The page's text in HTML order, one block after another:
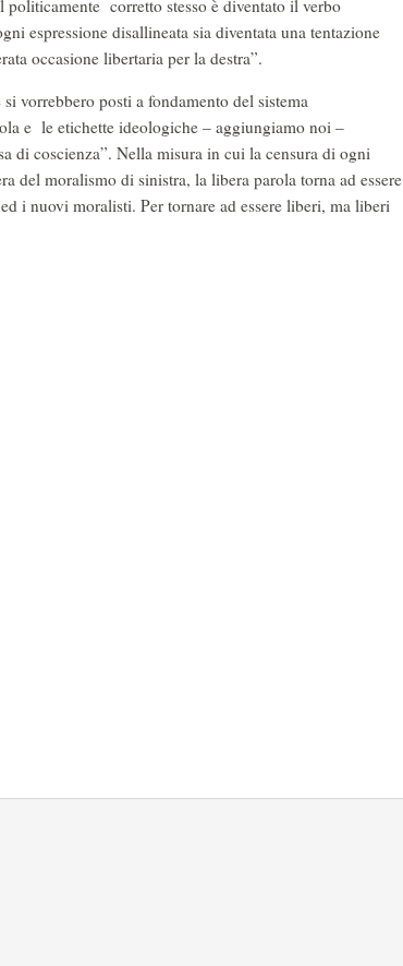
corretto stesso è diventato il verbo
espressione disallineata sia diventata una tentazione
occasione libertaria per la destra”.
vorrebbero posti a fondamento del sistema
e le etichette ideologiche – aggiungiamo noi –
di coscienza”. Nella misura in cui la censura di ogni
del moralismo di sinistra, la libera parola torna ad essere
i nuovi moralisti. Per tornare ad essere liberi, ma liberi